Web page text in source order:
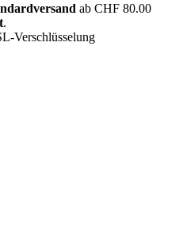
ab CHF 80.00
.
Verschlüsselung